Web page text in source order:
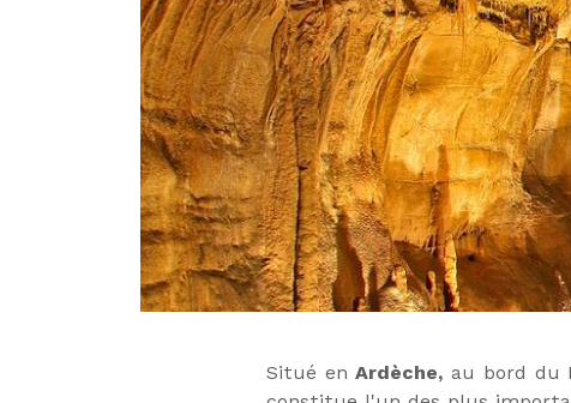
Situé en Ardèche, au bord du